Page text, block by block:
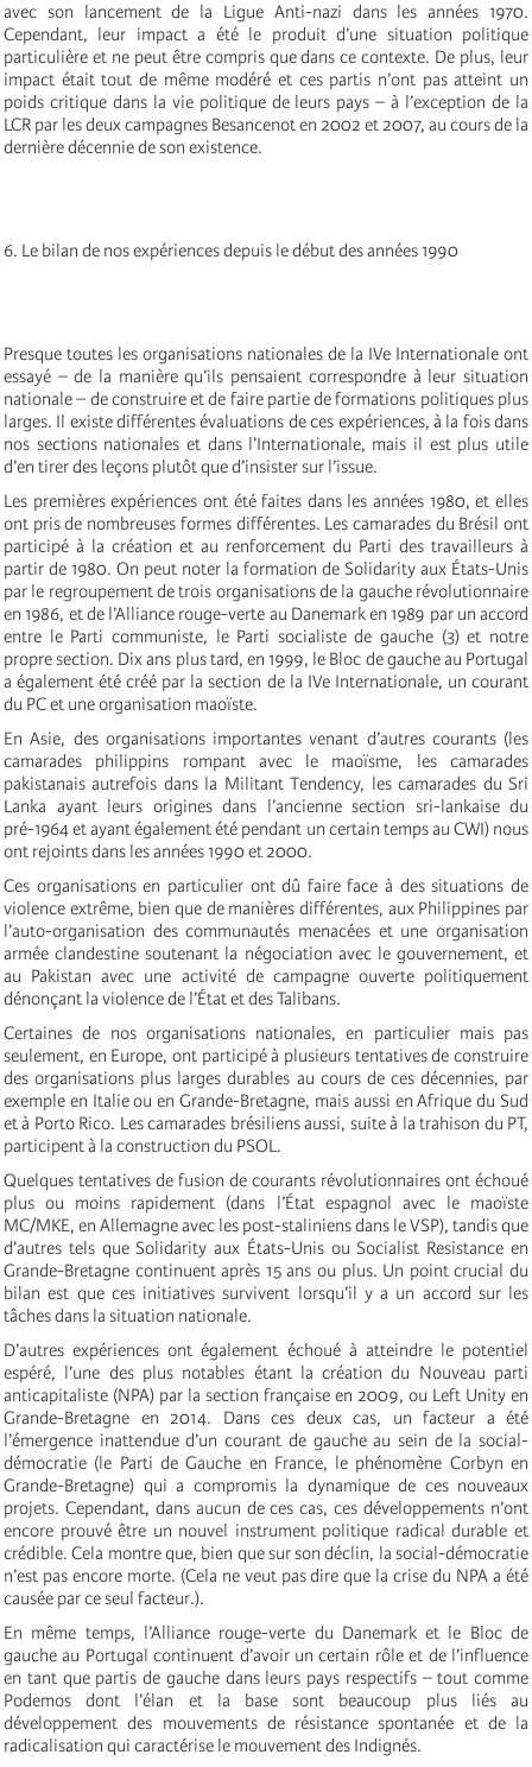
avec son lancement de la Ligue Anti-nazi dans les années 1970.
Cependant, leur impact a été le produit d’une situation politique
particulière et ne peut être compris que dans ce contexte. De plus, leur
impact était tout de même modéré et ces partis n’ont pas atteint un
poids critique dans la vie politique de leurs pays – à l’exception de la
LCR par les deux campagnes Besancenot en 2002 et 2007, au cours de la
dernière décennie de son existence.
6. Le bilan de nos expériences depuis le début des années 1990
Presque toutes les organisations nationales de la IVe Internationale ont
essayé – de la manière qu’ils pensaient correspondre à leur situation
nationale – de construire et de faire partie de formations politiques plus
larges. Il existe différentes évaluations de ces expériences, à la fois dans
nos sections nationales et dans l’Internationale, mais il est plus utile
d’en tirer des leçons plutôt que d’insister sur l’issue.
Les premières expériences ont été faites dans les années 1980, et elles
ont pris de nombreuses formes différentes. Les camarades du Brésil ont
participé à la création et au renforcement du Parti des travailleurs à
partir de 1980. On peut noter la formation de Solidarity aux États-Unis
par le regroupement de trois organisations de la gauche révolutionnaire
en 1986, et de l’Alliance rouge-verte au Danemark en 1989 par un accord
entre le Parti communiste, le Parti socialiste de gauche (3) et notre
propre section. Dix ans plus tard, en 1999, le Bloc de gauche au Portugal
a également été créé par la section de la IVe Internationale, un courant
du PC et une organisation maoïste.
En Asie, des organisations importantes venant d’autres courants (les
camarades philippins rompant avec le maoïsme, les camarades
pakistanais autrefois dans la Militant Tendency, les camarades du Sri
Lanka ayant leurs origines dans l’ancienne section sri-lankaise du
pré-1964 et ayant également été pendant un certain temps au CWI) nous
ont rejoints dans les années 1990 et 2000.
Ces organisations en particulier ont dû faire face à des situations de
violence extrême, bien que de manières différentes, aux Philippines par
l’auto-organisation des communautés menacées et une organisation
armée clandestine soutenant la négociation avec le gouvernement, et
au Pakistan avec une activité de campagne ouverte politiquement
dénonçant la violence de l’État et des Talibans.
Certaines de nos organisations nationales, en particulier mais pas
seulement, en Europe, ont participé à plusieurs tentatives de construire
des organisations plus larges durables au cours de ces décennies, par
exemple en Italie ou en Grande-Bretagne, mais aussi en Afrique du Sud
et à Porto Rico. Les camarades brésiliens aussi, suite à la trahison du PT,
participent à la construction du PSOL.
Quelques tentatives de fusion de courants révolutionnaires ont échoué
plus ou moins rapidement (dans l’État espagnol avec le maoïste
MC/MKE, en Allemagne avec les post-staliniens dans le VSP), tandis que
d’autres tels que Solidarity aux États-Unis ou Socialist Resistance en
Grande-Bretagne continuent après 15 ans ou plus. Un point crucial du
bilan est que ces initiatives survivent lorsqu’il y a un accord sur les
tâches dans la situation nationale.
D’autres expériences ont également échoué à atteindre le potentiel
espéré, l’une des plus notables étant la création du Nouveau parti
anticapitaliste (NPA) par la section française en 2009, ou Left Unity en
Grande-Bretagne en 2014. Dans ces deux cas, un facteur a été
l’émergence inattendue d’un courant de gauche au sein de la social-
démocratie (le Parti de Gauche en France, le phénomène Corbyn en
Grande-Bretagne) qui a compromis la dynamique de ces nouveaux
projets. Cependant, dans aucun de ces cas, ces développements n’ont
encore prouvé être un nouvel instrument politique radical durable et
crédible. Cela montre que, bien que sur son déclin, la social-démocratie
n’est pas encore morte. (Cela ne veut pas dire que la crise du NPA a été
causée par ce seul facteur.).
En même temps, l’Alliance rouge-verte du Danemark et le Bloc de
gauche au Portugal continuent d’avoir un certain rôle et de l’influence
en tant que partis de gauche dans leurs pays respectifs – tout comme
Podemos dont l’élan et la base sont beaucoup plus liés au
développement des mouvements de résistance spontanée et de la
radicalisation qui caractérise le mouvement des Indignés.